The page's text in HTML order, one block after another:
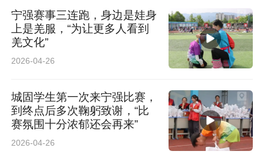
宁强赛事三连跑，身边是娃身
上是羌服，“为让更多人看到
羌文化”
2026-04-26
城固学生第一次来宁强比赛，
到终点后多次鞠躬致谢，“比
赛氛围十分浓郁还会再来”
2026-04-26